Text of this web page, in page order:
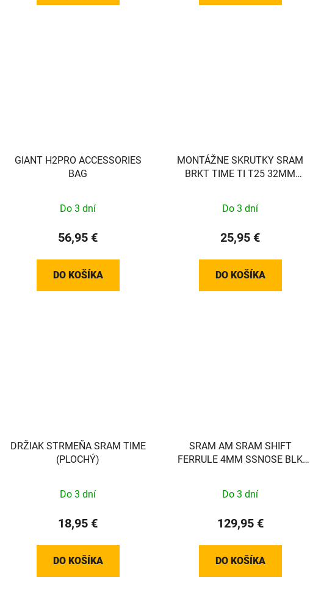
GIANT H2PRO ACCESSORIES
BAG
Do 3 dní
56,95 €
DO KOŠÍKA
MONTÁŽNE SKRUTKY SRAM
BRKT TIME TI T25 32MM
Do 3 dní
25,95 €
DO KOŠÍKA
DRŽIAK STRMEŇA SRAM TIME
(PLOCHÝ)
Do 3 dní
18,95 €
DO KOŠÍKA
SRAM AM SRAM SHIFT
FERRULE 4MM SSNOSE BLK
Do 3 dní
129,95 €
DO KOŠÍKA